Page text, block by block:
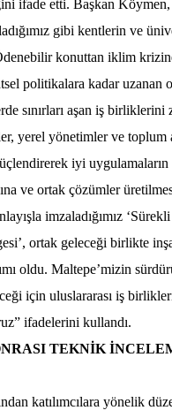
ifade etti. Başkan Köymen,
gibi kentlerin ve
konuttan iklim
politikalara kadar uzanan
sınırları aşan iş
yerel yönetimler ve toplum
iyi uygulamaların
ve ortak çözümler
imzaladığımız
ortak geleceği birlikte inşa
oldu. Maltepe’mizin
için uluslararası iş
ifadelerini kullandı.
TEKNİK
katılımcılara yönelik